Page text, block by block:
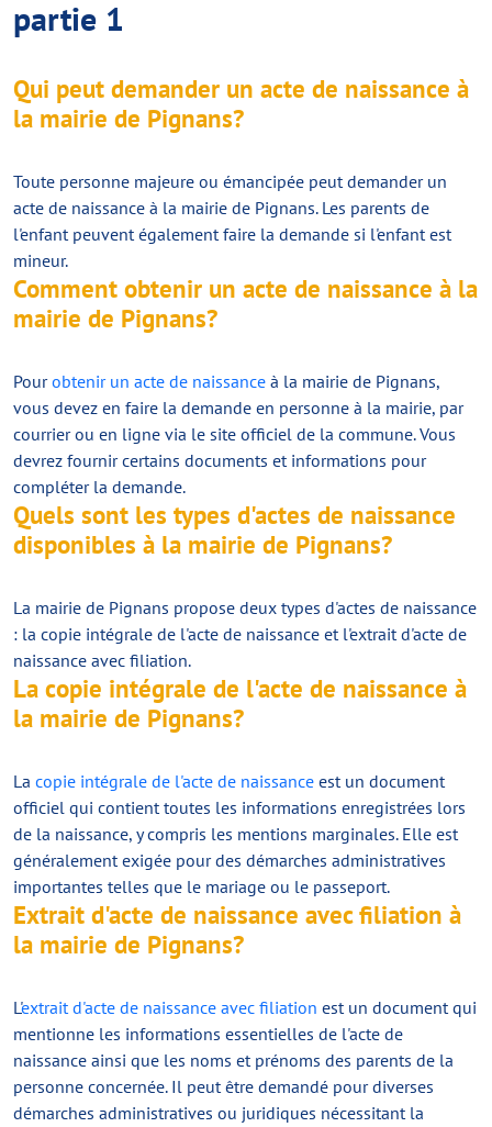
partie 1
Qui peut demander un acte de naissance à
la mairie de Pignans?
Toute personne majeure ou émancipée peut demander un
acte de naissance à la mairie de Pignans. Les parents de
l'enfant peuvent également faire la demande si l'enfant est
mineur.
Comment obtenir un acte de naissance à la
mairie de Pignans?
Pourobtenir un acte de naissance à la mairie de Pignans,
vous devez en faire la demande en personne à la mairie, par
courrier ou en ligne via le site officiel de la commune. Vous
devrez fournir certains documents et informations pour
compléter la demande.
Quels sont les types d'actes de naissance
disponibles à la mairie de Pignans?
La mairie de Pignans propose deux types d'actes de naissance
: la copie intégrale de l'acte de naissance et l'extrait d'acte de
naissance avec filiation.
La copie intégrale de l'acte de naissance à
la mairie de Pignans?
La copie intégrale de l'acte de naissance est un document
officiel qui contient toutes les informations enregistrées lors
de la naissance, y compris les mentions marginales. Elle est
généralement exigée pour des démarches administratives
importantes telles que le mariage ou le passeport.
Extrait d'acte de naissance avec filiation à
la mairie de Pignans?
L'extrait d'acte de naissance avec filiation est un document qui
mentionne les informations essentielles de l'acte de
naissance ainsi que les noms et prénoms des parents de la
personne concernée. Il peut être demandé pour diverses
démarches administratives ou juridiques nécessitant la